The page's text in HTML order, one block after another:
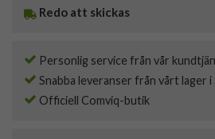
Redo att skickas
Personlig service från vår
Snabba leveranser från vårt lager i
Officiell Comviq-butik